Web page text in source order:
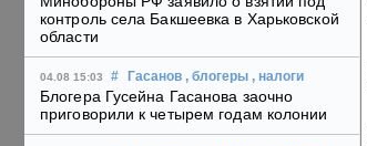
контроль села Бакшеевка в Харьковской
области
04.08 15:03 # Гасанов , блогеры , налоги
Блогера Гусейна Гасанова заочно
приговорили к четырем годам колонии